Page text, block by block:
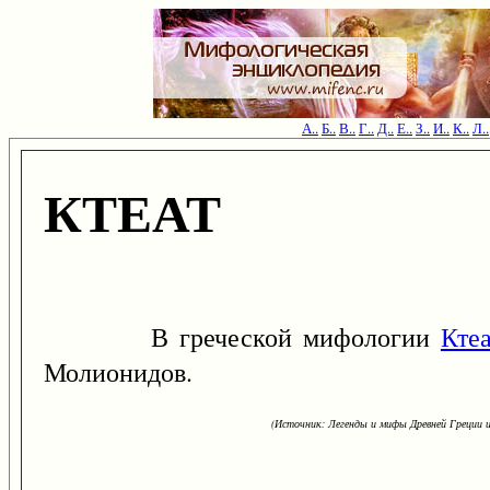
А..Б..В..Г..Д..Е..З..И..К..Л..
КТЕАТ
В греческой мифологии
Молионидов.
(Источник: Легенды и мифы Древней